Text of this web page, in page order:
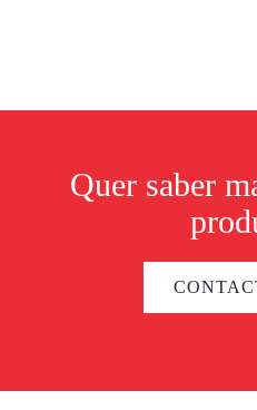
Quer saber